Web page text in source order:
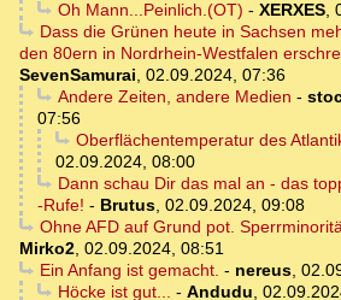
Oh Mann...Peinlich.(OT) - XERXES,
Dass die Grünen heute in Sachsen
den 80ern in Nordrhein-Westfalen
SevenSamurai, 02.09.2024, 07:36
Andere Zeiten, andere Medien -
07:56
Oberflächentemperatur des
02.09.2024, 08:00
Dann schau Dir das mal an - das
-Rufe! - Brutus, 02.09.2024, 09:08
Ohne AFD auf Grund pot.
Mirko2, 02.09.2024, 08:51
Ein Anfang ist gemacht. - nereus,
Höcke ist gut... - Andudu,